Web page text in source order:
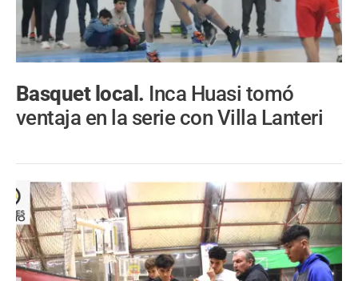
Basquet local. Inca Huasi tomó
ventaja en la serie con Villa Lanteri